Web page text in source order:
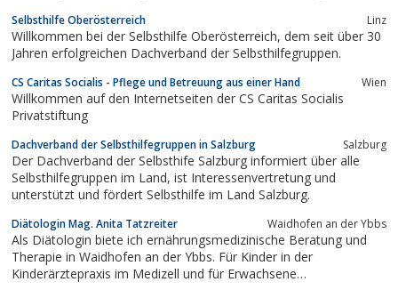
reduzieren mit der Power Plate für eine sportliche Figur sowie die
richtige Ernährung bei Übergewicht und Diabetes. PURE
Salzburg...
Selbsthilfe Oberösterreich Linz
Willkommen bei der Selbsthilfe Oberösterreich, dem seit über 30
Jahren erfolgreichen Dachverband der Selbsthilfegruppen.
CS Caritas Socialis - Pflege und Betreuung aus einer Hand Wien
Willkommen auf den Internetseiten der CS Caritas Socialis
Privatstiftung
Dachverband der Selbsthilfegruppen in Salzburg Salzburg
Der Dachverband der Selbsthife Salzburg informiert über alle
Selbsthilfegruppen im Land, ist Interessenvertretung und
unterstützt und fördert Selbsthilfe im Land Salzburg.
Diätologin Mag. Anita Tatzreiter Waidhofen an der Ybbs
Als Diätologin biete ich ernährungsmedizinische Beratung und
Therapie in Waidhofen an der Ybbs. Für Kinder in der
Kinderärztepraxis im Medizell und für Erwachsene